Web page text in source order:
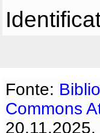
Fonte:
Commons
20.11.2025.